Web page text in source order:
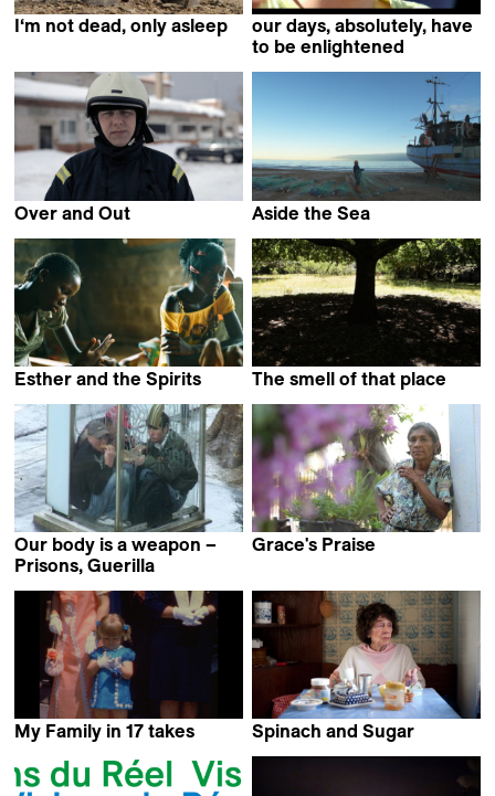
I‘m not dead, only asleep
our days, absolutely, have
to be enlightened
Over and Out
Aside the Sea
Esther and the Spirits
The smell of that place
Our body is a weapon –
Prisons, Guerilla
Grace's Praise
My Family in 17 takes
Spinach and Sugar